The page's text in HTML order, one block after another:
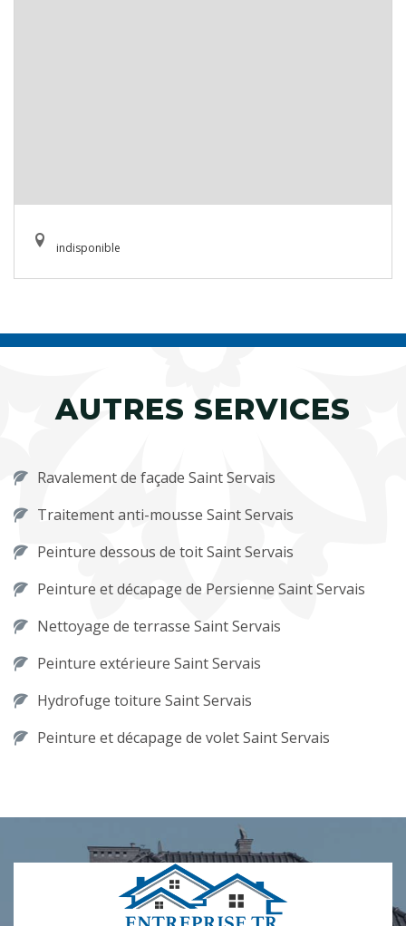
indisponible
AUTRES SERVICES
Ravalement de façade Saint Servais
Traitement anti-mousse Saint Servais
Peinture dessous de toit Saint Servais
Peinture et décapage de Persienne Saint Servais
Nettoyage de terrasse Saint Servais
Peinture extérieure Saint Servais
Hydrofuge toiture Saint Servais
Peinture et décapage de volet Saint Servais